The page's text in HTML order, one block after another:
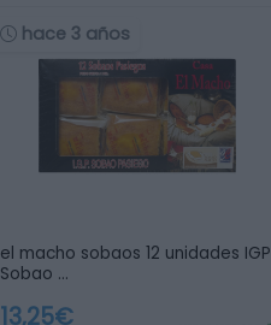
hace 3 años
el macho sobaos 12 unidades IGP
Sobao …
13,25€